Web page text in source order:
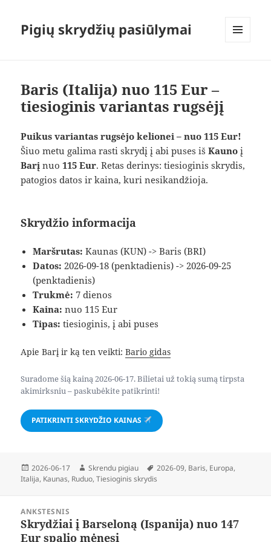
Pigių skrydžių pasiūlymai
Baris (Italija) nuo 115 Eur –
tiesioginis variantas rugsėjį
Puikus variantas rugsėjo kelionei – nuo 115 Eur!
Šiuo metu galima rasti skrydį į abi puses išKauno į
Barį nuo115 Eur. Retas derinys: tiesioginis skrydis,
patogios datos ir kaina, kuri nesikandžioja.
Skrydžio informacija
Maršrutas: Kaunas (KUN) -> Baris (BRI)
Datos: 2026-09-18 (penktadienis) -> 2026-09-25
(penktadienis)
Trukmė: 7 dienos
Kaina: nuo 115 Eur
Tipas: tiesioginis, į abi puses
Apie Barį ir ką ten veikti:Bario gidas
Suradome šią kainą 2026-06-17. Bilietai už tokią sumą tirpsta
akimirksniu – paskubėkite patikrinti!
PATIKRINTI SKRYDŽIO KAINAS
Paskelbta
2026-06-17 Autorius
Skrendu pigiau Žymos
2026-09, Baris, Europa,
Italija, Kaunas, Ruduo,Tiesioginis skrydis
įrašų
ANKSTESNIS
Ankstesnis
įrašas:
Skrydžiai į Barseloną (Ispanija) nuo 147
Eur spalio mėnesį